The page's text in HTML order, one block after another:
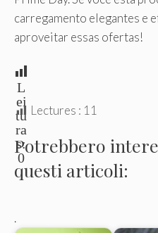
carregamento elegantes e
aproveitar essas ofertas!
L
ei
tu
ra
s:
0
Lectures : 11
Potrebbero
questi articoli:
.